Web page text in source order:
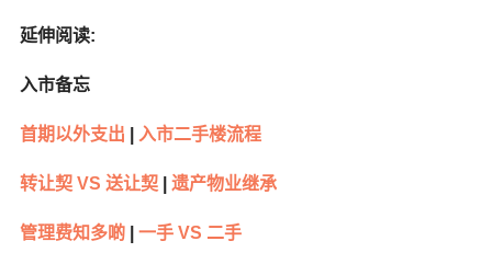
延伸阅读:
入市备忘
首期以外支出 入市二手楼流程
转让契 VS 送让契| 遗产物业继承
管理费知多啲| 一手 VS 二手